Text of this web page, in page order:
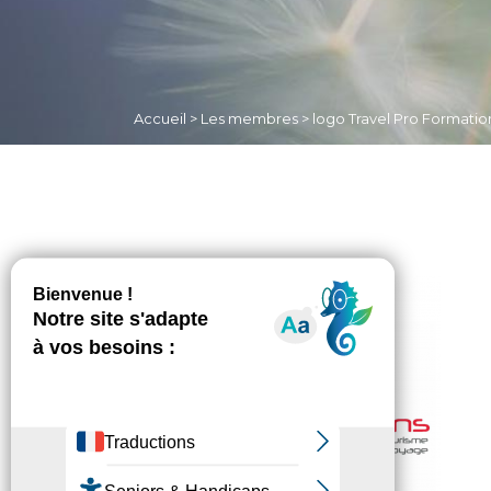
Accueil > Les membres > logo Travel Pro